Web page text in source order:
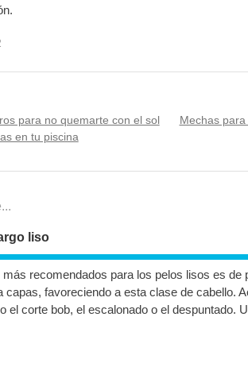
para no quemarte con el sol
en tu piscina
Next
Mechas
liso
recomendados para los pelos lisos es de
capas, favoreciendo a esta clase de cabello.
el corte bob, el escalonado o el despuntado.